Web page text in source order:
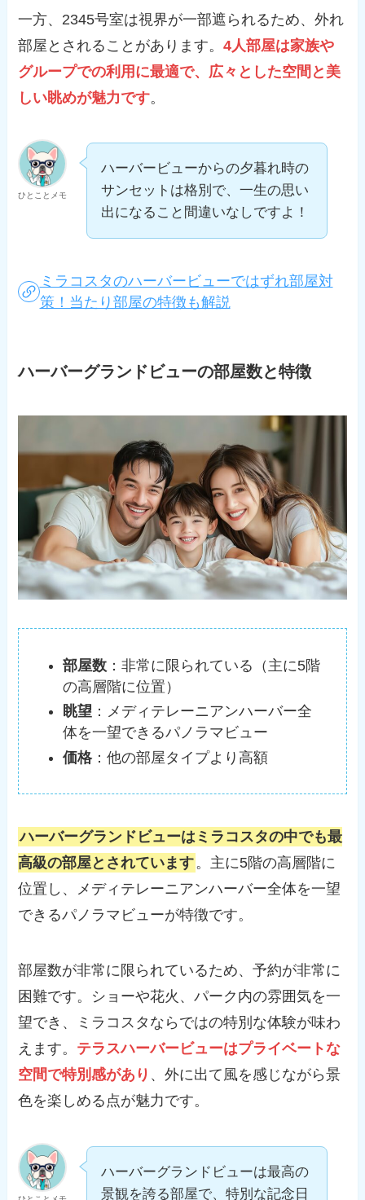
一方、2345号室は視界が一部遮られるため、外れ
部屋とされることがあります。4人部屋は家族や
グループでの利用に最適で、広々とした空間と美
しい眺めが魅力です。
ひとことメモ
ハーバービューからの夕暮れ時の
サンセットは格別で、一生の思い
出になること間違いなしですよ！
ミラコスタのハーバービューではずれ部屋対
策！当たり部屋の特徴も解説
ハーバーグランドビューの部屋数と特徴
部屋数 ：非常に限られている（主に5階
の高層階に位置）
眺望 ：メディテレーニアンハーバー全
体を一望できるパノラマビュー
価格：他の部屋タイプより高額
ハーバーグランドビューはミラコスタの中でも最
高級の部屋とされています 。主に5階の高層階に
位置し、メディテレーニアンハーバー全体を一望
できるパノラマビューが特徴です。
部屋数が非常に限られているため、予約が非常に
困難です。ショーや花火、パーク内の雰囲気を一
望でき、ミラコスタならではの特別な体験が味わ
えます。 テラスハーバービューはプライベートな
空間で特別感があり 、外に出て風を感じながら景
色を楽しめる点が魅力です。
ハーバーグランドビューは最高の
景観を誇る部屋で、特別な記念日